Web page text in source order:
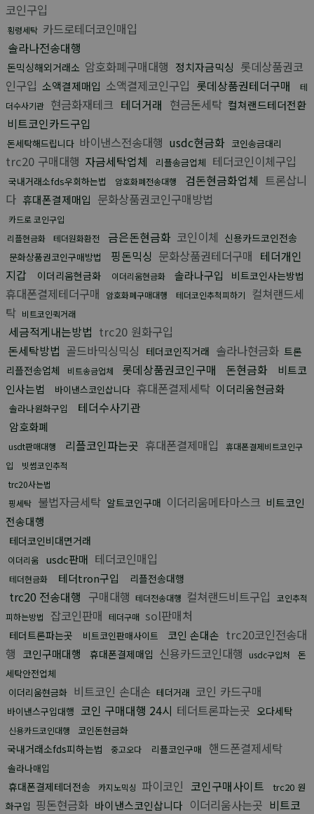
코인구입
횡령세탁 카드로테더코인매입
솔라나전송대행
돈믹싱해외거래소 암호화폐구매대행 정치자금믹싱 롯데상품권코
인구입 소액결제매입 소액결제코인구입 롯데상품권테더구매
테
더수사기관 현금화재테크 테더거래 현금돈세탁 컬쳐랜드테더전환
비트코인카드구입
돈세탁해드립니다 바이낸스전송대행 usdc현금화 코인송금대리
trc20 구매대행 자금세탁업체 리플송금업체 테더코인이체구입
국내거래소fds우회하는법 암호화폐전송대행 검돈현금화업체 트론삽니
다 휴대폰결제매입 문화상품권코인구매방법
카드로 코인구입
리플현금화
테더원화환전 금은돈현금화 코인이체 신용카드코인전송
문화상품권코인구매방법 핑돈믹싱 문화상품권테더구매 테더개인
지갑
이더리움현금화 이더리움현금화 솔라나구입 비트코인사는방법
휴대폰결제테더구매 암호화폐구매대행 테더코인추척피하기
컬쳐랜드세
탁 비트코인퀵거래
세금적게내는방법 trc20 원화구입
돈세탁방법 골드바믹싱믹싱 테더코인직거래 솔라나현금화 트론
리플전송업체
비트송금업체 롯데상품권코인구매 돈현금화
비트코
인사는법
바이낸스코인삽니다 휴대폰결제세탁 이더리움현금화
솔라나원화구입 테더수사기관
암호화폐
usdt판매대행 리플코인파는곳 휴대폰결제매입
휴대폰결제비트코인구
입
빗썸코인추적
trc20사는법
핑세탁 불법자금세탁 알트코인구매 이더리움메타마스크 비트코인
전송대행
테더코인비대면거래
이더리움 usdc판매 테더코인매입
테더현금화 테더tron구입 리플전송대행
trc20 전송대행 구매대행 테더전송대행 컬쳐랜드비트구입
코인추적
피하는방법
잡코인판매 테더구매 sol판매처
테더트론파는곳 비트코인판매사이트 코인 손대손 trc20코인전송대
행 코인구매대행 휴대폰결제매입 신용카드코인대행 usdc구입처
돈
세탁안전업체
이더리움현금화 비트코인 손대손 테더거래 코인 카드구매
바이낸스구입대행 코인 구매대행 24시 테더트론파는곳 오다세탁
신용카드코인대행 코인돈현금화
국내거래소fds피하는법 중고오다 리플코인구매 핸드폰결제세탁
솔라나매입
휴대폰결제테더전송 카지노믹싱 파이코인 코인구매사이트
trc20 원
화구입 핑돈현금화 바이낸스코인삽니다 이더리움사는곳 비트코